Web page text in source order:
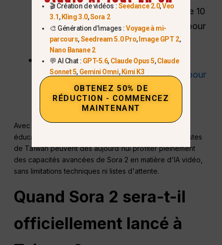
Utilisez Sora 2 avec Veo 3.1 et plus de 10
autres modèles de génération vidéo pour
plus de flexibilité.
Moins de filtres de contenu-
Bénéficiez d'une plus grande liberté pour
créer des histoires et des images
expérimentales.
Avec Global GPT, Grâce à Sora 2, les créateurs, les
éducateurs, les spécialistes du marketing et les cinéastes
de Taïwan peuvent dès aujourd'hui profiter pleinement
des capacités avancées de Sora 2 en matière d'IA vidéo,
sans limitations techniques ni listes d'attente.
Quand Sora 2 sera-t-il
officiellement lancé à
🎬 Création de vidéos :Seedance 2.0,Veo
3.1,Kling 3.0,Sora 2
🎨 Génération d'images :Voyage à mi-
parcours,Seedream 5.0 Pro,Image GPT 2,
Nano Banane 2
💬 AI Chat : GPT-5.6, Claude Opus 5,Claude
Sonnet 5, Gemini Omni,Kimi K3
OBTENEZ 50% DE
RÉDUCTION - COMMENCEZ
MAINTENANT